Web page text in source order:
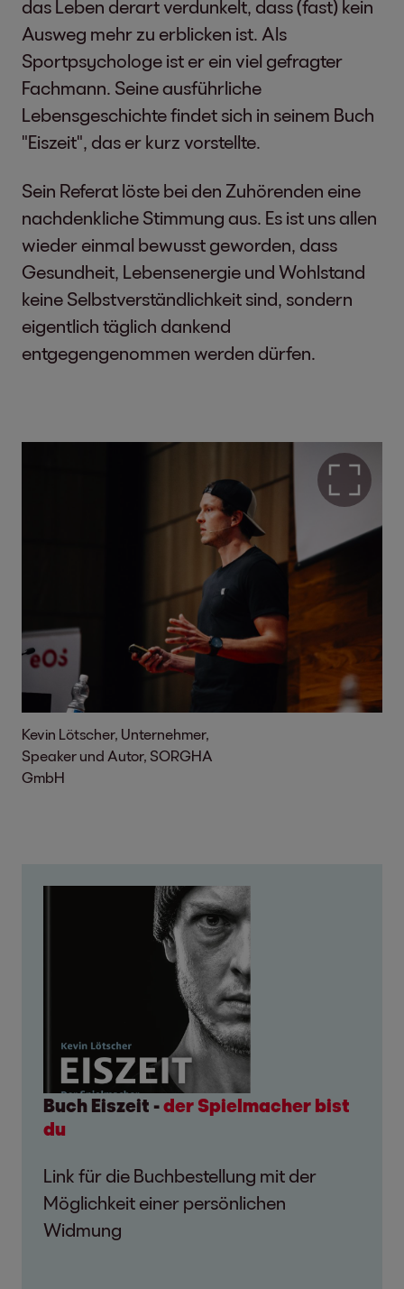
das Leben derart verdunkelt, dass (fast) kein
Ausweg mehr zu erblicken ist. Als
Sportpsychologe ist er ein viel gefragter
Fachmann. Seine ausführliche
Lebensgeschichte findet sich in seinem Buch
"Eiszeit", das er kurz vorstellte.
Sein Referat löste bei den Zuhörenden eine
nachdenkliche Stimmung aus. Es ist uns allen
wieder einmal bewusst geworden, dass
Gesundheit, Lebensenergie und Wohlstand
keine Selbstverständlichkeit sind, sondern
eigentlich täglich dankend
entgegengenommen werden dürfen.
Kevin Lötscher, Unternehmer,
Speaker und Autor, SORGHA
GmbH
Buch Eiszeit -der Spielmacher bist
du
Link für die Buchbestellung mit der
Möglichkeit einer persönlichen
Widmung